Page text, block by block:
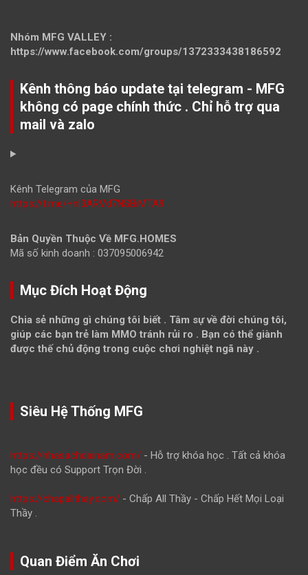
Nhóm MFG VALLEY :
https://www.facebook.com/groups/1372333438186592
Kênh thông báo update tại telegram - MFG
không có page chính thức . Chỉ hỗ trợ qua
mail và zalo
Kênh Telegram của MFG
https://t.me/+nl3ARVd7NSBiMTA9
Bản Quyền Thuộc Về MFG.HOMES
Mã số kinh doanh : 037095006942
Mục Đích Hoạt Động
Chia sẻ những gì chúng tôi biết . Tâm sự về đời chúng tôi,
giúp các bạn trẻ làm MMO tránh rủi ro . Bạn có thể giành
được thế chủ động trong cuộc chơi nghiệt ngã này .
Siêu Hệ Thống MFG
https://nhasachdainam.com/ - Hỗ trợ khóa học . Tất cả khóa
học đều có Support Trọn Đời .
https://chapallthay.com/ - Chấp All Thầy - Chấp Hết Mọi Loại
Thầy .
Quan Điểm Ăn Chơi